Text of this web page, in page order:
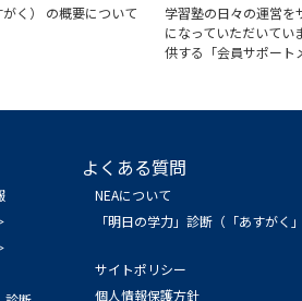
がく） の概要について
学習塾の日々の運営を
になっていただいてい
供する「会員サポート
よくある質問
NEAについて
「明日の学力」診断（「あすがく
サイトポリシー
個人情報保護方針